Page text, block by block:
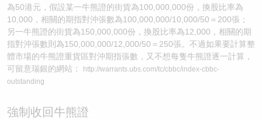
為50港元，假設某一牛熊證的街貨為100,000,000份，換股比率為
10,000，相關的期指對沖張數為100,000,000/10,000/50＝200張；
另一牛熊證的街貨為150,000,000份，換股比率為12,000，相關的期
指對沖張數則為150,000,000/12,000/50＝250張。不過如果要計算整
體市場的牛熊證重貨區對沖期指張數，又不想每隻牛熊證逐一計算，
可留意瑞銀的網站：
http://warrants.ubs.com/tc/cbbc/index-cbbc-
outstanding
強制收回牛熊證